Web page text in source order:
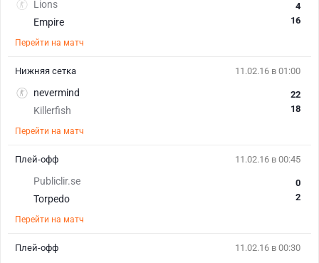
Lions
Empire
4
16
Перейти на матч
11.02.16 в 01:00
nevermind
Killerfish
22
18
Перейти на матч
Нижняя сетка
11.02.16 в 00:45
Publiclir.se
Torpedo
0
2
Перейти на матч
Плей-офф
11.02.16 в 00:30
Плей-офф